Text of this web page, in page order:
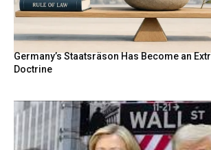
Germany’s Staatsräson Has Become an
Doctrine